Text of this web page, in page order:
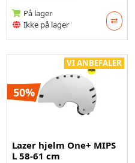
På lager
Ikke på lager
VI ANBEFALER
50%
Lazer hjelm One+ MIPS
L 58-61 cm